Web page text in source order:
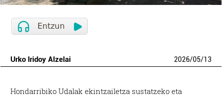
Urko Iridoy Alzelai 2026/05/13
Hondarribiko Udalak ekintzailetza sustatzeko eta